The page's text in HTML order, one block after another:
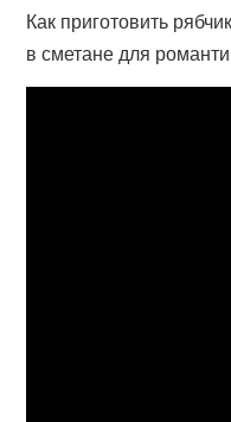
Как приготовить
в сметане для